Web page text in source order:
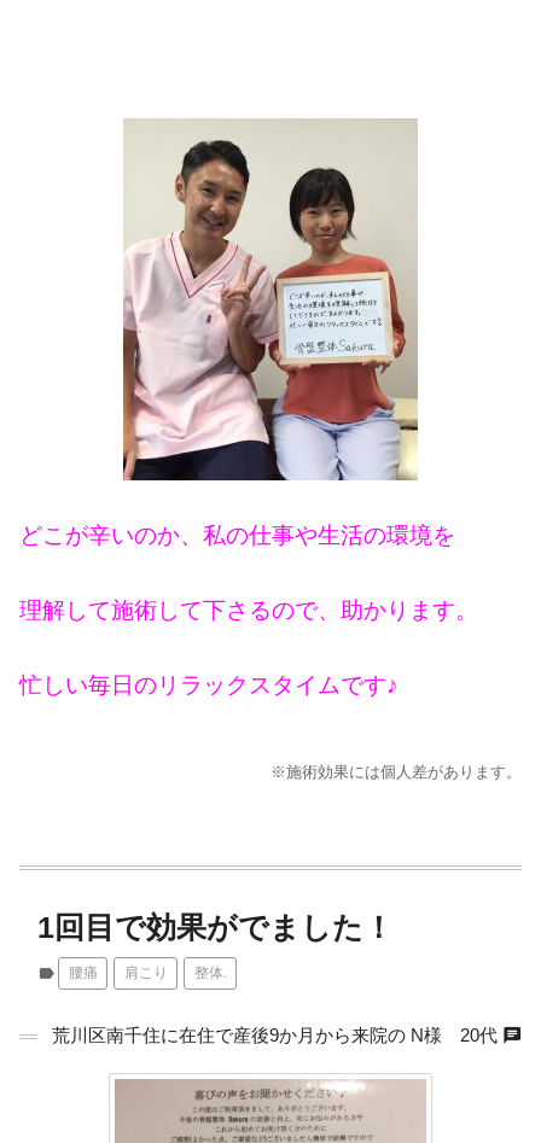
どこが辛いのか、私の仕事や生活の環境を
理解して施術して下さるので、助かります。
忙しい毎日のリラックスタイムです♪
※施術効果には個人差があります。
1回目で効果がでました！
label 腰痛 肩こり 整体.
荒川区南千住に在住で産後9か月から来院の N様 20代 chat